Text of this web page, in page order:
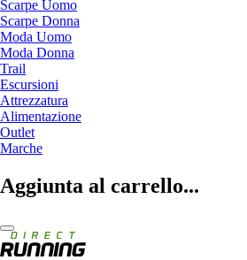
Scarpe Uomo
Scarpe Donna
Moda Uomo
Moda Donna
Trail
Escursioni
Attrezzatura
Alimentazione
Outlet
Marche
Aggiunta al carrello...